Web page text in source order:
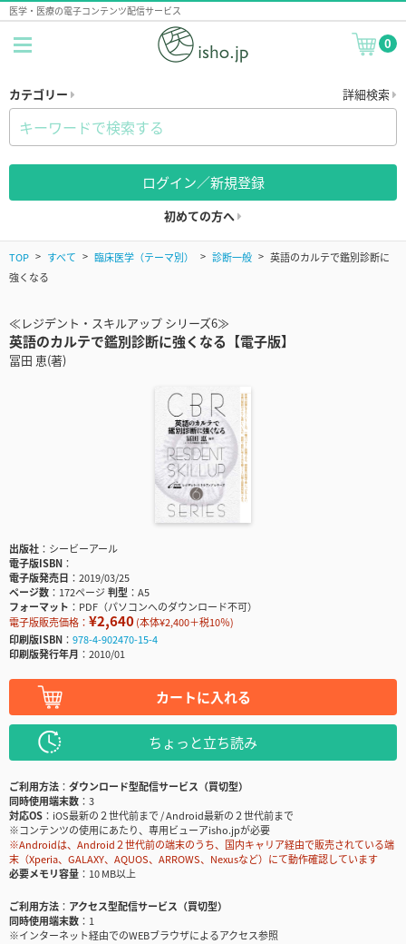
医学・医療の電子コンテンツ配信サービス
0
カテゴリー 詳細検索
ログイン／新規登録
初めての方へ
TOP すべて 臨床医学（テーマ別） 診断一般
英語のカルテで鑑別診断に
強くなる
≪レジデント・スキルアップ シリーズ6≫
英語のカルテで鑑別診断に強くなる【電子版】
冨田 恵(著)
出版社
シービーアール
電子版ISBN
電子版発売日
2019/03/25
ページ数
172ページ判型
A5
フォーマット
PDF（パソコンへのダウンロード不可）
電子版販売価格： ¥2,640(本体¥2,400＋税10％)
印刷版ISBN
978-4-902470-15-4
印刷版発行年月
2010/01
カートに入れる
ちょっと立ち読み
ご利用方法
ダウンロード型配信サービス（買切型）
同時使用端末数
3
対応OS
iOS最新の２世代前まで / Android最新の２世代前まで
※コンテンツの使用にあたり、専用ビューアisho.jpが必要
※Androidは、Android２世代前の端末のうち、国内キャリア経由で販売されている端
末（Xperia、GALAXY、AQUOS、ARROWS、Nexusなど）にて動作確認しています
必要メモリ容量
10 MB以上
ご利用方法
アクセス型配信サービス（買切型）
同時使用端末数
1
※インターネット経由でのWEBブラウザによるアクセス参照